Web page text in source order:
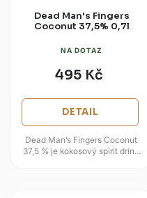
Dead Man's Fingers
Coconut 37,5% 0,7l
NA DOTAZ
495 Kč
DETAIL
Dead Man’s Fingers Coconut
37,5 % je kokosový spirit drink